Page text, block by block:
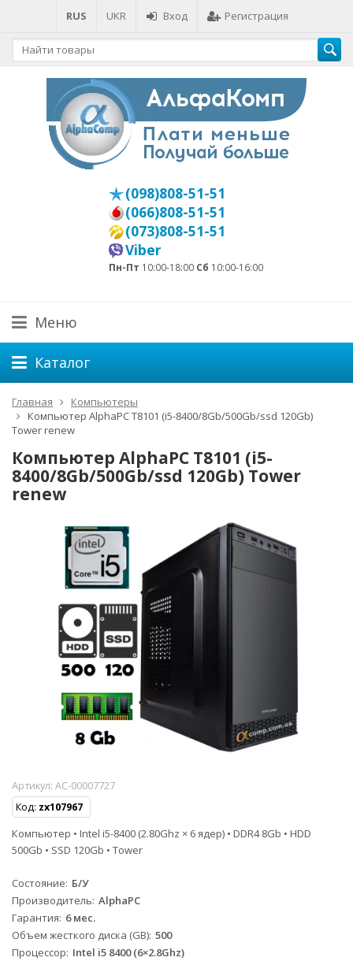
RUS UKR Вход Регистрация
(098)808-51-51
(066)808-51-51
(073)808-51-51
Viber
Пн-Пт 10:00-18:00 Сб 10:00-16:00
Меню
Каталог
Главная
Компьютеры
Компьютер AlphaPC T8101 (i5-8400/8Gb/500Gb/ssd 120Gb)
Tower renew
Компьютер AlphaPC T8101 (i5-
8400/8Gb/500Gb/ssd 120Gb) Tower
renew
Артикул: AC-00007727
Код: zx107967
Компьютер • Intel i5-8400 (2.80Ghz × 6 ядер) • DDR4 8Gb • HDD
500Gb • SSD 120Gb • Tower
Состояние Б/У
Производитель AlphaPC
Гарантия 6 мес.
Объем жесткого диска (GB) 500
Процессор Intel i5 8400 (6×2.8Ghz)